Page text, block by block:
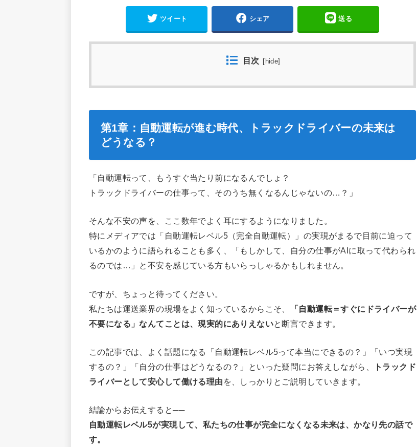
ツイート シェア 送る
目次 hide
第1章：自動運転が進む時代、トラックドライバーの未来は
どうなる？
「自動運転って、もうすぐ当たり前になるんでしょ？
トラックドライバーの仕事って、そのうち無くなるんじゃないの…？」
そんな不安の声を、ここ数年でよく耳にするようになりました。
特にメディアでは「自動運転レベル5（完全自動運転）」の実現がまるで目前に迫って
いるかのように語られることも多く、「もしかして、自分の仕事がAIに取って代わられ
るのでは…」と不安を感じている方もいらっしゃるかもしれません。
ですが、ちょっと待ってください。
私たちは運送業界の現場をよく知っているからこそ、
「自動運転＝すぐにドライバーが
不要になる」なんてことは、現実的にありえないと断言できます。
この記事では、よく話題になる「自動運転レベル5って本当にできるの？」「いつ実現
するの？」「自分の仕事はどうなるの？」といった疑問にお答えしながら、
トラックド
ライバーとして安心して働ける理由 を、しっかりとご説明していきます。
結論からお伝えすると──
自動運転レベル5が実現して、私たちの仕事が完全になくなる未来は、かなり先の話で
す。